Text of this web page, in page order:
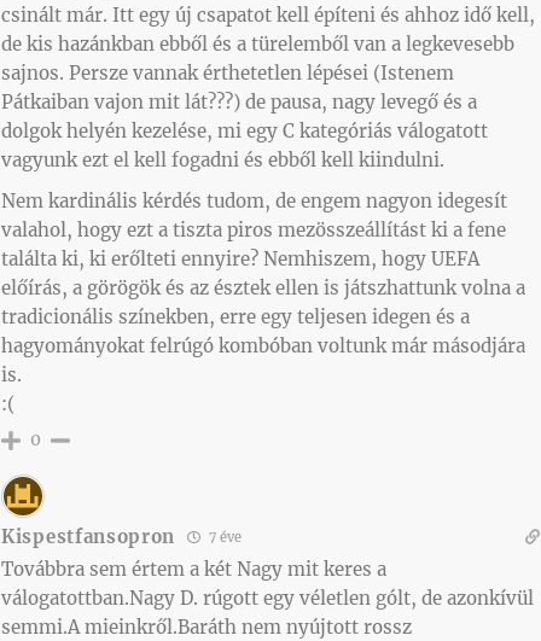
csinált már. Itt egy új csapatot kell építeni és ahhoz idő kell,
de kis hazánkban ebből és a türelemből van a legkevesebb
sajnos. Persze vannak érthetetlen lépései (Istenem
Pátkaiban vajon mit lát???) de pausa, nagy levegő és a
dolgok helyén kezelése, mi egy C kategóriás válogatott
vagyunk ezt el kell fogadni és ebből kell kiindulni.
Nem kardinális kérdés tudom, de engem nagyon idegesít
valahol, hogy ezt a tiszta piros mezösszeállítást ki a fene
találta ki, ki erőlteti ennyire? Nemhiszem, hogy UEFA
előírás, a görögök és az észtek ellen is játszhattunk volna a
tradicionális színekben, erre egy teljesen idegen és a
hagyományokat felrúgó kombóban voltunk már másodjára
is.
:(
0
Kispestfansopron 7 éve
Továbbra sem értem a két Nagy mit keres a
válogatottban.Nagy D. rúgott egy véletlen gólt, de azonkívül
semmi.A mieinkről.Baráth nem nyújtott rossz